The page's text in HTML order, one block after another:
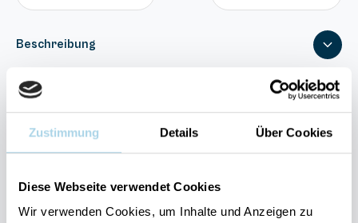
Zustimmung Details Über Cookies
Diese Webseite verwendet Cookies
Wir verwenden Cookies, um Inhalte und Anzeigen zu
Beschreibung
Ausstattung
5 Bewertungen